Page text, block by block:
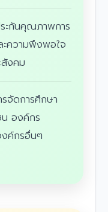
ระกันคุณภาพการ
ะความพึงพอใจ
งคม
จัดการศึกษา
องค์กร
ค์กรอื่นๆ